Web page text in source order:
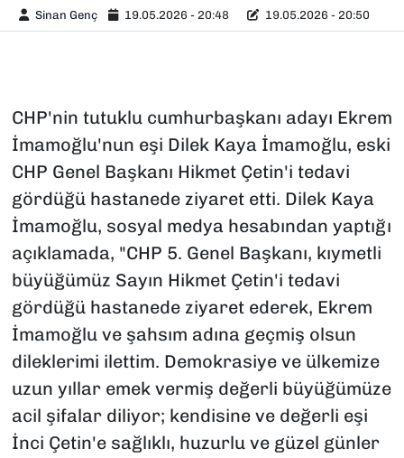
Sinan Genç 19.05.2026 - 20:48 19.05.2026 - 20:50
CHP'nin tutuklu cumhurbaşkanı adayı Ekrem
İmamoğlu'nun eşi Dilek Kaya İmamoğlu, eski
CHP Genel Başkanı Hikmet Çetin'i tedavi
gördüğü hastanede ziyaret etti. Dilek Kaya
İmamoğlu, sosyal medya hesabından yaptığı
açıklamada, "CHP 5. Genel Başkanı, kıymetli
büyüğümüz Sayın Hikmet Çetin'i tedavi
gördüğü hastanede ziyaret ederek, Ekrem
İmamoğlu ve şahsım adına geçmiş olsun
dileklerimi ilettim. Demokrasiye ve ülkemize
uzun yıllar emek vermiş değerli büyüğümüze
acil şifalar diliyor; kendisine ve değerli eşi
İnci Çetin'e sağlıklı, huzurlu ve güzel günler